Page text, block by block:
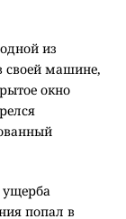
из
своей машине,
окно
попал в